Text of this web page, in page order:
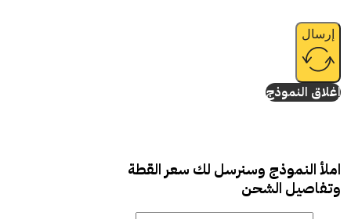
إرسال
إغلاق النموذج
املأ النموذج وسنرسل لك سعر القطة
وتفاصيل الشحن